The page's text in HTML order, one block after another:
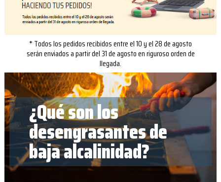
* Todos los pedidos recibidos entre el 10 y el 28 de agosto
serán enviados a partir del 31 de agosto en riguroso orden de
llegada.
¿Qué son los
desengrasantes de
baja alcalinidad?